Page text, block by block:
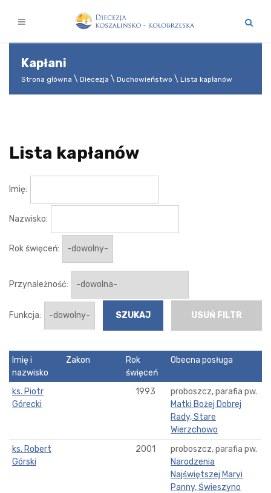
Kapłani
Strona główna Diecezja Duchowieństwo Lista kapłanów
Lista kapłanów
Imię:
Nazwisko:
Rok święceń:
Przynależność:
Funkcja: USUŃ FILTR
Imię i
nazwisko
Zakon
Rok
święceń
Obecna posługa
ks. Piotr
Górecki
1993
proboszcz, parafia pw.
Matki Bożej Dobrej
Rady, Stare
Wierzchowo
ks. Robert
Górski
2001
proboszcz, parafia pw.
Narodzenia
Najświętszej Maryi
Panny, Świeszyno